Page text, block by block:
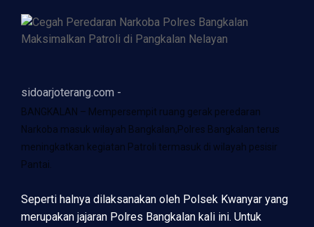
sidoarjoterang.com -
BANGKALAN – Mempersempit ruang gerak peredaran
Narkoba masuk wilayah Bangkalan,Polres Bangkalan terus
meningkatkan kegiatan Patroli termasuk di wilayah pesisir
Pantai.
Seperti halnya dilaksanakan oleh Polsek Kwanyar yang
merupakan jajaran Polres Bangkalan kali ini. Untuk